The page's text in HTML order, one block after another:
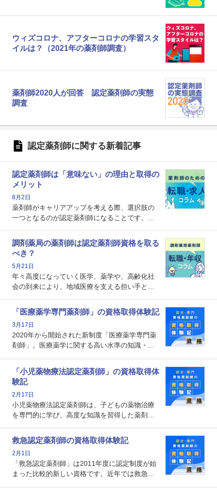
ウィズコロナ、アフターコロナの学習スタ
イルは？（2021年の薬剤師調査）
薬剤師2020人が回答 認定薬剤師の実態
調査
認定薬剤師に関する新着記事
認定薬剤師は「意味ない」の理由と取得の
メリット
8月2日
薬剤師がキャリアアップを考える際、選択肢の
一つとなるのが認定薬剤師になることです。し
という声を聞いたことがあるかもしれません。
本記事では、認定薬剤師が「意味ない」といわ
れる理由や、取得するメリット、年収・キャリ
アへの影響を解説します。
調剤薬局の薬剤師は認定薬剤師資格を取る
べき？
5月21日
年々高度になっていく医学、薬学や、高齢化社
会の到来により、地域医療を支える担い手とし
で、重要度が増しているのが認定薬剤師という
資格です。認定薬剤師とはいったいどんな資格
なのでしょうか。それを取得するとどのような
メリットがあるのでしょうか。
「医療薬学専門薬剤師」の資格取得体験記
3月17日
2020年から開始された新制度「医療薬学専門薬
剤師」。医療薬学に関する高い水準の知識・技
剤師としての専門性を示す客観的な根拠の一つ
となります。取得要件は多岐に渡り、審査も複
数回ありますが、患者さんに対して一定の能力
の証明になる資格と言えます。
「小児薬物療法認定薬剤師」の資格取得体
験記
2月17日
小児薬物療法認定薬剤師は、子どもの薬物治療
を専門的に学び、高度な知識を習得した薬剤師
や、特有の疾患、心理状況を理解し、専門性を
深めることで、子どもとその保護者に寄り添え
る存在です。今回はそんな小児薬物療法認定薬
剤師の取得体験記をご紹介します。
救急認定薬剤師の資格取得体験記
2月1日
「救急認定薬剤師」は2011年度に認定制度が始
まった比較的新しい資格です。近年では救急病